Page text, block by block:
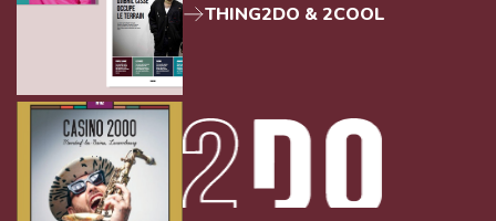
THING2DO & 2COOL